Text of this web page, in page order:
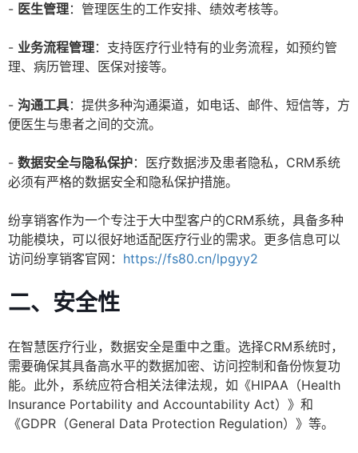
- 医生管理：管理医生的工作安排、绩效考核等。
- 业务流程管理：支持医疗行业特有的业务流程，如预约管
理、病历管理、医保对接等。
- 沟通工具：提供多种沟通渠道，如电话、邮件、短信等，方
便医生与患者之间的交流。
- 数据安全与隐私保护：医疗数据涉及患者隐私，CRM系统
必须有严格的数据安全和隐私保护措施。
纷享销客作为一个专注于大中型客户的CRM系统，具备多种
功能模块，可以很好地适配医疗行业的需求。更多信息可以
访问纷享销客官网： https://fs80.cn/lpgyy2
二、安全性
在智慧医疗行业，数据安全是重中之重。选择CRM系统时，
需要确保其具备高水平的数据加密、访问控制和备份恢复功
能。此外，系统应符合相关法律法规，如《HIPAA（Health
Insurance Portability and Accountability Act）》和
《GDPR（General Data Protection Regulation）》等。